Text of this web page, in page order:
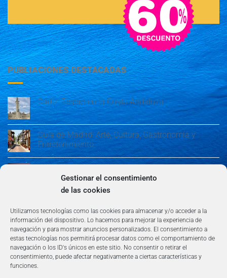
Gestionar el consentimiento
de las cookies
Utilizamos tecnologías como las cookies para almacenar y/o acceder a la
información del dispositivo. Lo hacemos para mejorar la experiencia de
navegación y para mostrar anuncios personalizados. El consentimiento a
estas tecnologías nos permitirá procesar datos como el comportamiento de
navegación o los ID's únicos en este sitio. No consentir o retirar el
consentimiento, puede afectar negativamente a ciertas características y
funciones.
PUBLIACIONES DESTACADAS
Cádiz: Tesoro en la Costa Andaluza
Guía de Madrid: Arte, Cultura, Gastronomía y
Entretenimiento
Guía de Madrid: Arte, Cultura, Gastronomía y
Entretenimiento